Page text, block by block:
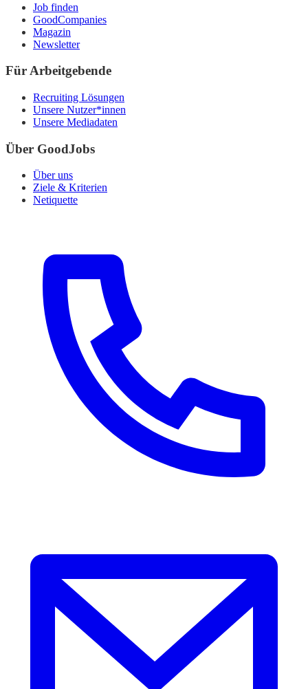
Job finden
GoodCompanies
Magazin
Newsletter
Für Arbeitgebende
Recruiting Lösungen
Unsere Nutzer*innen
Unsere Mediadaten
Über GoodJobs
Über uns
Ziele & Kriterien
Netiquette